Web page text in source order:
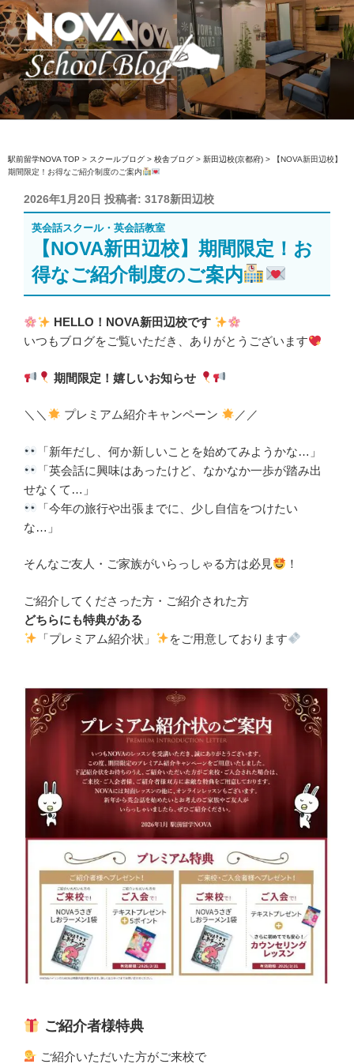
コ
ン
テ
ン
ツ
へ
ス
ッ
プ
駅前留学NOVA【公式】スクールブロ
英会話スクール・英会話教室
駅前留学NOVA TOP > スクールブログ > 校舎ブログ > 新田辺校(京都府) >
【NOVA新田辺校】
期間限定！お得なご紹介制度のご案内
投
稿
日:
2026年1月20日 投稿者: 3178新田辺校
英会話スクール・英会話教室
【NOVA新田辺校】期間限定！お
得なご紹介制度のご案内
HELLO！NOVA新田辺校です
いつもブログをご覧いただき、ありがとうございます
期間限定！嬉しいお知らせ
＼＼ プレミアム紹介キャンペーン ／／
「新年だし、何か新しいことを始めてみようかな…」
「英会話に興味はあったけど、なかなか一歩が踏み出
せなくて…」
「今年の旅行や出張までに、少し自信をつけたい
な…」
そんなご友人・ご家族がいらっしゃる方は必見 ！
ご紹介してくださった方・ご紹介された方
どちらにも特典がある
「プレミアム紹介状」
をご用意しております
ご紹介者様特典
ご紹介いただいた方がご来校で